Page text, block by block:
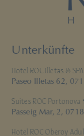
Unterkünfte
Hotel ROC Illetas & SPA
Paseo Illetas 62,
Suites ROC Portonova
Passeig Mar, 2,
Hotel ROC Oberoy